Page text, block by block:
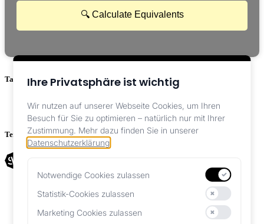
🔍 Calculate Equivalents
Tags :
Rechner
Teilen :
Impressum
Privacy Policy
Ihre Privatsphäre ist wichtig
Wir nutzen auf unserer Webseite Cookies, um Ihren
Besuch für Sie zu optimieren – natürlich nur mit Ihrer
Zustimmung. Mehr dazu finden Sie in unserer
Datenschutzerklärung
Notwendige Cookies zulassen
Unverzichtbar für die Funktionalität der Website
Statistik-Cookies zulassen
Helfen uns, unsere Website zu verbessern
Marketing Cookies zulassen
Personalisierte Werbung